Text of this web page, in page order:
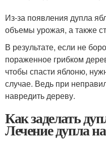
Из-за появления дупла
объемы урожая, а также
В результате, если не
пораженное грибком
чтобы спасти яблоню,
случае. Ведь при
навредить дереву.
Как заделать
Лечение дупла